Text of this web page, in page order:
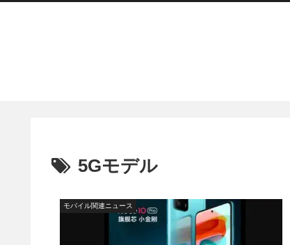
5Gモデル
モバイル関連ニュース